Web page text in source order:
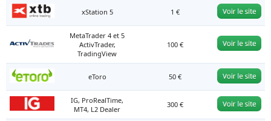
xStation 5 1 €
MetaTrader 4 et 5
ActivTrader,
TradingView
100 €
eToro 50 €
IG, ProRealTime,
MT4, L2 Dealer
300 €